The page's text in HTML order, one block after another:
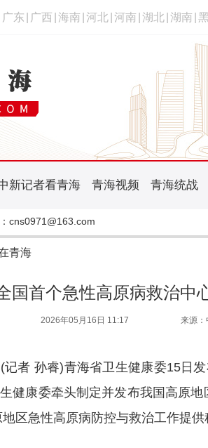
广东 广西 海南 河北 河南 湖北 湖南
新记者看青海 青海视频 青海统战
cns0971@163.com
青海
国首个急性高原病救治中
2026年05月16日 11:17 来源：
孙睿)青海省卫生健康委15日发
健康委牵头制定并发布我国高原
区急性高原病防控与救治工作提供